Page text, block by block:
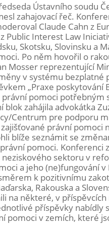
Ústavního soudu
zahajovací řeč.
Claude Cahn z
Public Interest Law
Skotsku, Slovinsku a
Po něm hovořil o
Mosser reprezentující
v systému bezplatné
„Praxe poskytování
pomoci potřebným
zahájila advokátka
Centrum pre podporu
právní pomoci
blíže seznámit se
pomoci. Konferenci
sektoru v
a jeho (ne)fungování
k pozitivnímu
Rakouska a
na některé, v
příspěvky nabídly
pomoci v zemích, které